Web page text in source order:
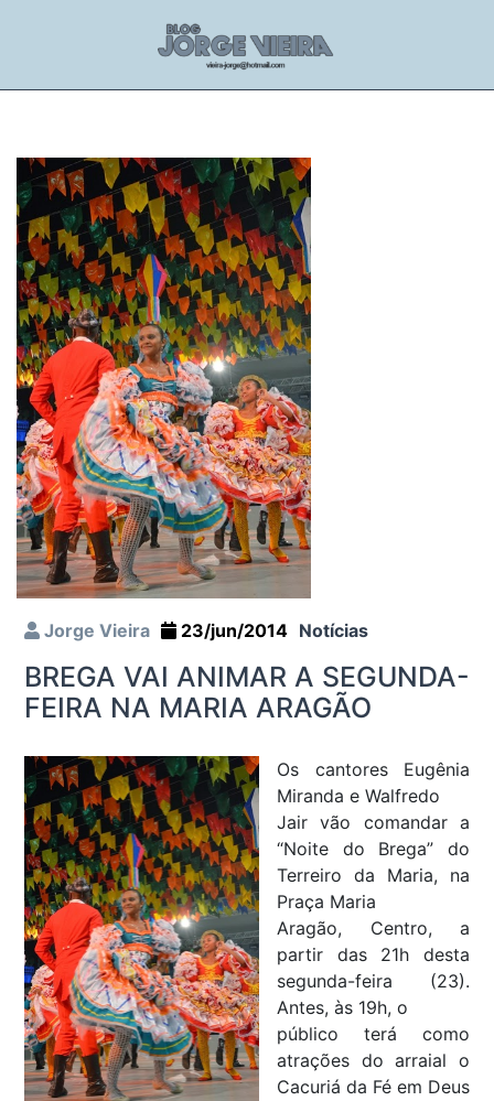
Jorge Vieira 23/jun/2014 Notícias
BREGA VAI ANIMAR A SEGUNDA-
FEIRA NA MARIA ARAGÃO
Os cantores Eugênia
Miranda e Walfredo
Jair vão comandar a
“Noite do Brega” do
Terreiro da Maria, na
Praça Maria
Aragão, Centro, a
partir das 21h desta
segunda-feira (23).
Antes, às 19h, o
público terá como
atrações do arraial o
Cacuriá da Fé em Deus